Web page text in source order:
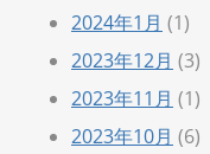
2024年1月 (1)
2023年12月 (3)
2023年11月 (1)
2023年10月 (6)